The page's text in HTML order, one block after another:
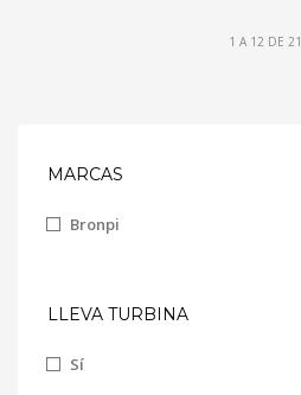
1 A 12 DE 21
MARCAS
Bronpi
LLEVA TURBINA
Sí